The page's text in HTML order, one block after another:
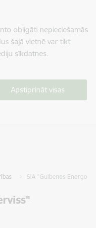
obligāti nepieciešamās
šajā vietnē var tikt
sīkdatnes.
Apstiprināt visas
SIA "Gulbenes Energo